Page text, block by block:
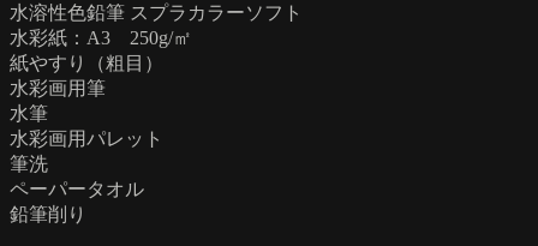
水溶性色鉛筆 スプラカラーソフト
水彩紙：A3 250g/㎡
紙やすり（粗目）
水彩画用筆
水筆
水彩画用パレット
筆洗
ペーパータオル
鉛筆削り